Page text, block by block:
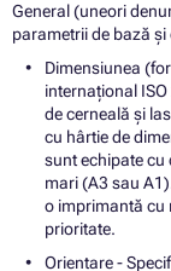
General (uneori
parametrii de bază
Dimensiunea
internațional
de cerneală și
cu hârtie de
sunt echipate cu
mari (A3 sau
o imprimantă cu
prioritate.
Orientare -